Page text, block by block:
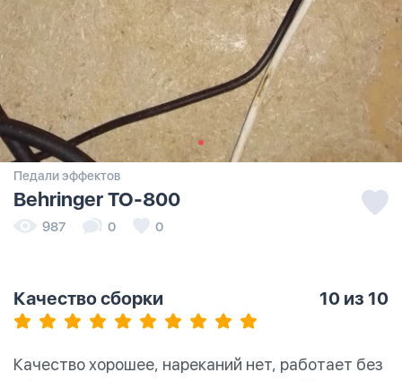
Педали эффектов
Behringer TO-800
987 0 0
Качество сборки 10 из 10
Качество хорошее, нареканий нет, работает без